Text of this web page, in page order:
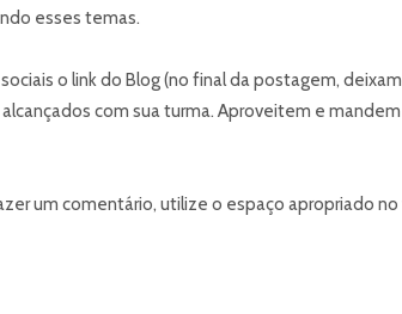
esses temas.
o link do Blog (no final da postagem,
com sua turma. Aproveitem e
um comentário, utilize o espaço apropriado no